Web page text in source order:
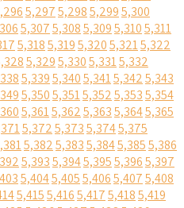
5,2975,2985,2995,300
5,3075,3085,3095,3105,311
5,3185,3195,3205,3215,322
5,3295,3305,3315,332
5,3395,3405,3415,3425,343
5,3505,3515,3525,3535,354
5,3615,3625,3635,3645,365
5,3725,3735,3745,375
5,3825,3835,3845,3855,386
5,3935,3945,3955,3965,397
5,4045,4055,4065,4075,408
5,4155,4165,4175,4185,419